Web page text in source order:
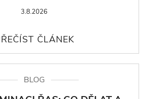
3.8.2026
BLOG